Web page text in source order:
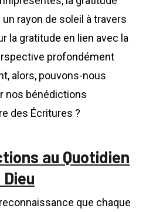
rayon de soleil à travers
la gratitude en lien avec la
profondément
alors, pouvons-nous
nos bénédictions
des Écritures ?
au Quotidien
que chaque